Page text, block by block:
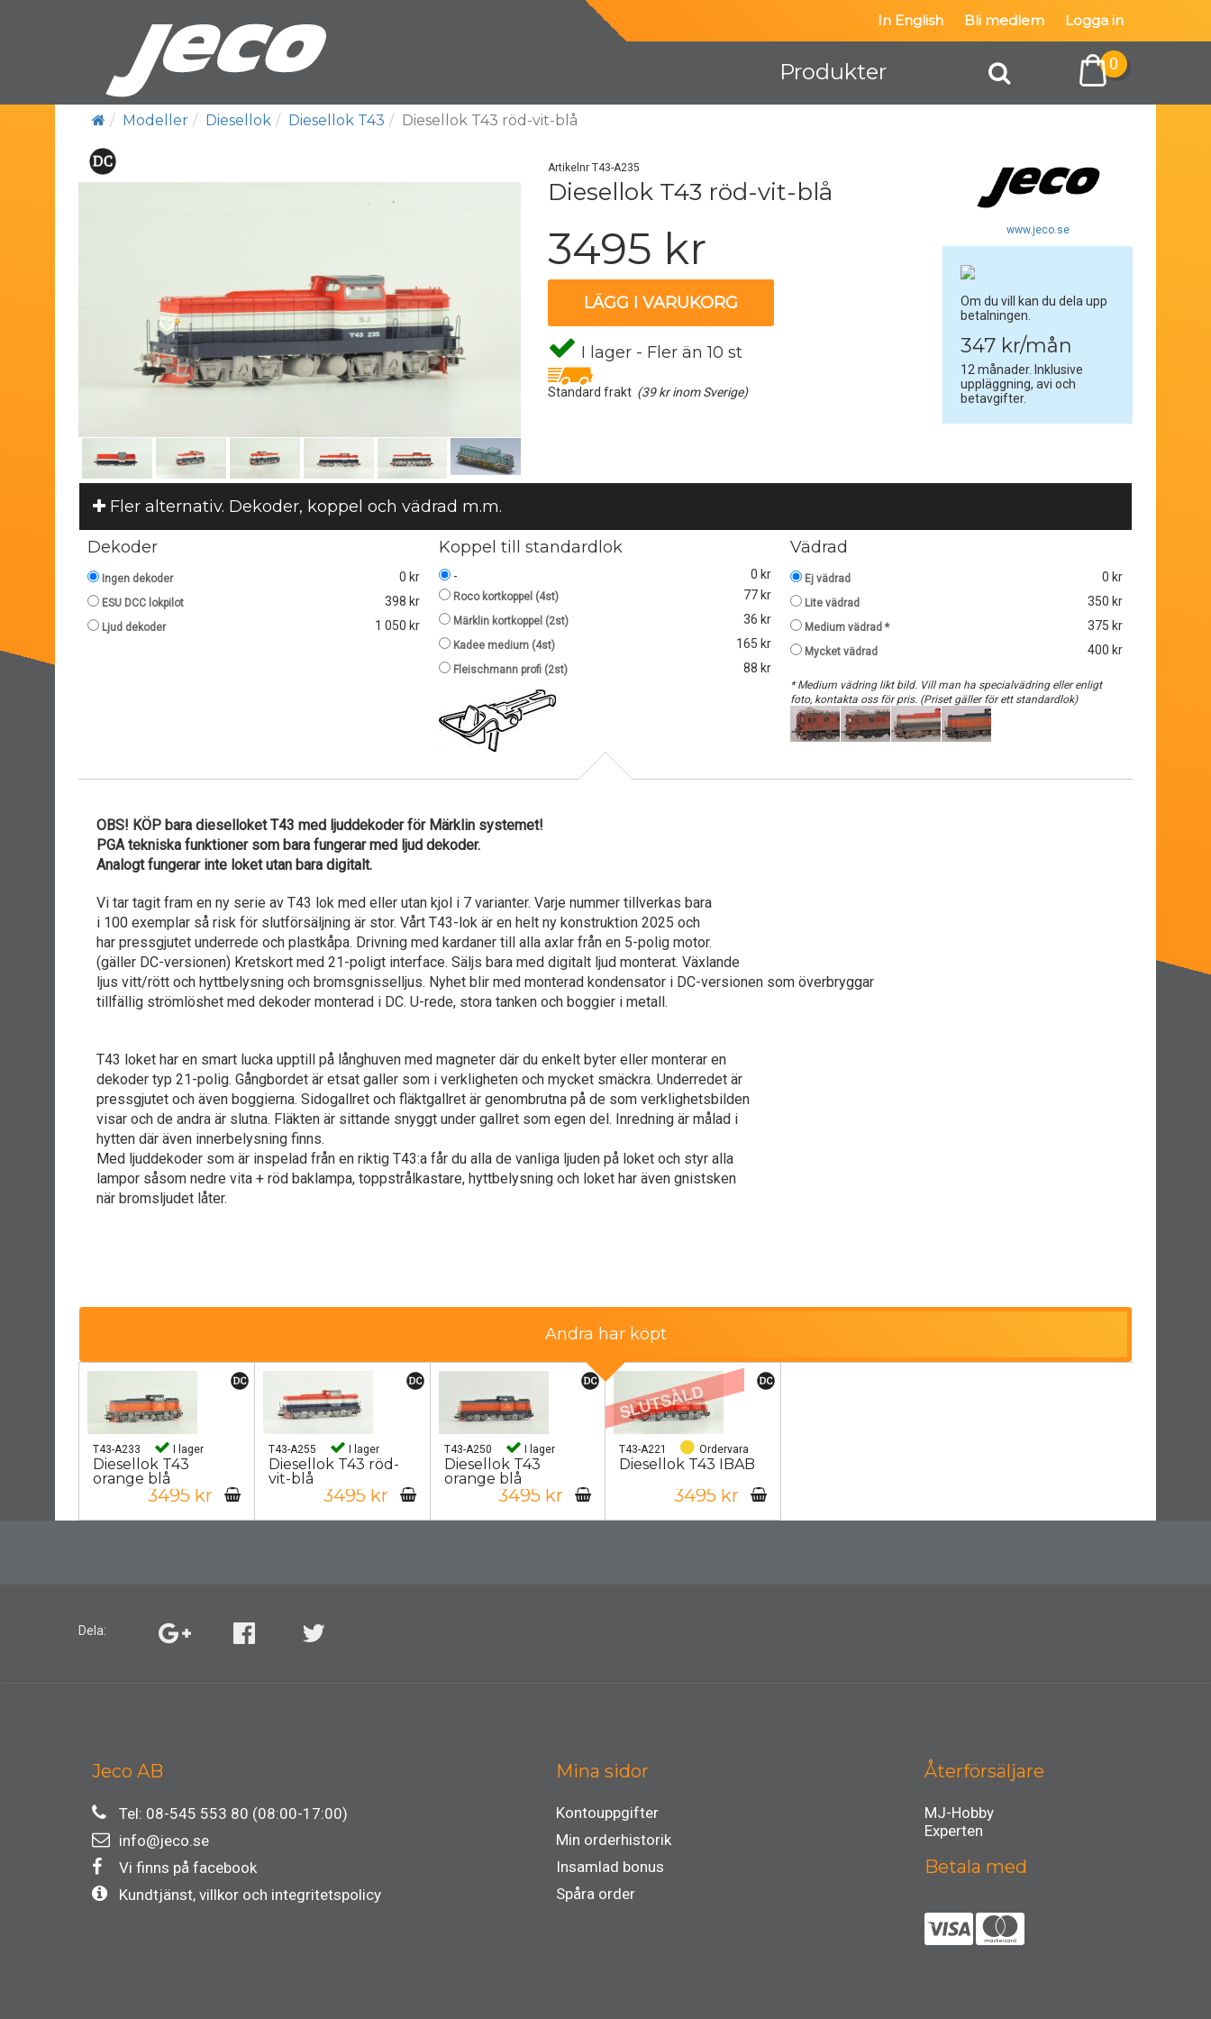
In English Bli medlem Logga in
Produkter 0
Modeller Diesellok Diesellok T43 Diesellok T43 röd-vit-blå
Artikelnr T43-A235
Diesellok T43 röd-vit-blå
3495 kr
LÄGG I VARUKORG
I lager - Fler än 10 st
Standard frakt (39 kr inom Sverige)
www.jeco.se
Om du vill kan du dela upp
betalningen.
347 kr/mån
12 månader. Inklusive
uppläggning, avi och
betavgifter.
Fler alternativ. Dekoder, koppel och vädrad m.m.
Dekoder
Ingen dekoder 0 kr
ESU DCC lokpilot 398 kr
Ljud dekoder 1 050 kr
Koppel till standardlok
- 0 kr
Roco kortkoppel (4st) 77 kr
Märklin kortkoppel (2st) 36 kr
Kadee medium (4st) 165 kr
Fleischmann profi (2st) 88 kr
Vädrad
Ej vädrad 0 kr
Lite vädrad 350 kr
Medium vädrad * 375 kr
Mycket vädrad 400 kr
* Medium vädring likt bild. Vill man ha specialvädring eller enligt
foto, kontakta oss för pris. (Priset gäller för ett standardlok)
OBS! KÖP bara dieselloket T43 med ljuddekoder för Märklin systemet!
PGA tekniska funktioner som bara fungerar med ljud dekoder.
Analogt fungerar inte loket utan bara digitalt.
Vi tar tagit fram en ny serie av T43 lok med eller utan kjol i 7 varianter. Varje nummer tillverkas bara
i 100 exemplar så risk för slutförsäljning är stor. Vårt T43-lok är en helt ny konstruktion 2025 och
har pressgjutet underrede och plastkåpa. Drivning med kardaner till alla axlar från en 5-polig motor.
(gäller DC-versionen) Kretskort med 21-poligt interface. Säljs bara med digitalt ljud monterat. Växlande
ljus vitt/rött och hyttbelysning och bromsgnisselljus. Nyhet blir med monterad kondensator i DC-versionen som överbryggar
tillfällig strömlöshet med dekoder monterad i DC. U-rede, stora tanken och boggier i metall.
T43 loket har en smart lucka upptill på långhuven med magneter där du enkelt byter eller monterar en
dekoder typ 21-polig. Gångbordet är etsat galler som i verkligheten och mycket smäckra. Underredet är
pressgjutet och även boggierna. Sidogallret och fläktgallret är genombrutna på de som verklighetsbilden
visar och de andra är slutna. Fläkten är sittande snyggt under gallret som egen del. Inredning är målad i
hytten där även innerbelysning finns.
Med ljuddekoder som är inspelad från en riktig T43:a får du alla de vanliga ljuden på loket och styr alla
lampor såsom nedre vita + röd baklampa, toppstrålkastare, hyttbelysning och loket har även gnistsken
när bromsljudet låter.
Andra har köpt
T43-A233 I lager
Diesellok T43
orange blå
3495 kr
T43-A255 I lager
Diesellok T43 röd-
vit-blå
3495 kr
T43-A250 I lager
Diesellok T43
orange blå
3495 kr
T43-A221 Ordervara
Diesellok T43 IBAB
3495 kr
Dela:
Jeco AB
Tel: 08-545 553 80 (08:00-17:00)
info@jeco.se
Vi finns på facebook
Kundtjänst, villkor och integritetspolicy
Mina sidor
Kontouppgifter
Min orderhistorik
Insamlad bonus
Spåra order
Återförsäljare
MJ-Hobby
Experten
Betala med